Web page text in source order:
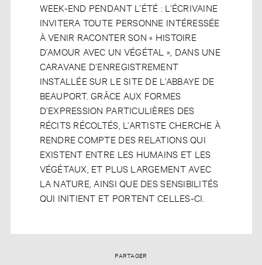
WEEK-END PENDANT L’ÉTÉ : L’ÉCRIVAINE
INVITERA TOUTE PERSONNE INTÉRESSÉE
À VENIR RACONTER SON « HISTOIRE
D’AMOUR AVEC UN VÉGÉTAL », DANS UNE
CARAVANE D’ENREGISTREMENT
INSTALLÉE SUR LE SITE DE L’ABBAYE DE
BEAUPORT. GRÂCE AUX FORMES
D’EXPRESSION PARTICULIÈRES DES
RÉCITS RÉCOLTÉS, L’ARTISTE CHERCHE À
RENDRE COMPTE DES RELATIONS QUI
EXISTENT ENTRE LES HUMAINS ET LES
VÉGÉTAUX, ET PLUS LARGEMENT AVEC
LA NATURE, AINSI QUE DES SENSIBILITÉS
QUI INITIENT ET PORTENT CELLES-CI.
PARTAGER